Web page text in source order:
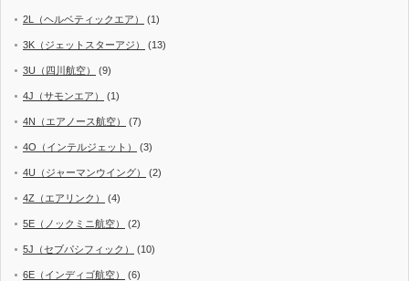
2L（ヘルベティックエア） (1)
3K（ジェットスターアジ） (13)
3U（四川航空） (9)
4J（サモンエア） (1)
4N（エアノース航空） (7)
4O（インテルジェット） (3)
4U（ジャーマンウイング） (2)
4Z（エアリンク） (4)
5E（ノックミニ航空） (2)
5J（セブパシフィック） (10)
6E（インディゴ航空） (6)